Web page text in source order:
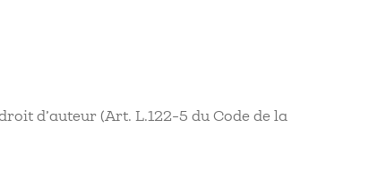
d’auteur (Art. L.122-5 du Code de la